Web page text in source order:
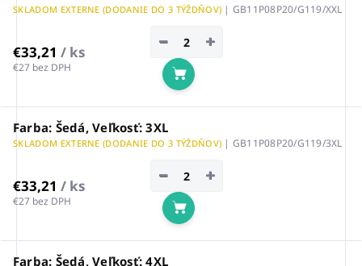
SKLADOM EXTERNE (DODANIE DO 3 TÝŽDŇOV) | GB11P08P20/G119/XXL
€33,21 / ks
€27 bez DPH
+
−
Do košíka
Farba: Šedá, Veľkosť: 3XL
SKLADOM EXTERNE (DODANIE DO 3 TÝŽDŇOV) | GB11P08P20/G119/3XL
€33,21 / ks
€27 bez DPH
+
−
Do košíka
Farba: Šedá, Veľkosť: 4XL